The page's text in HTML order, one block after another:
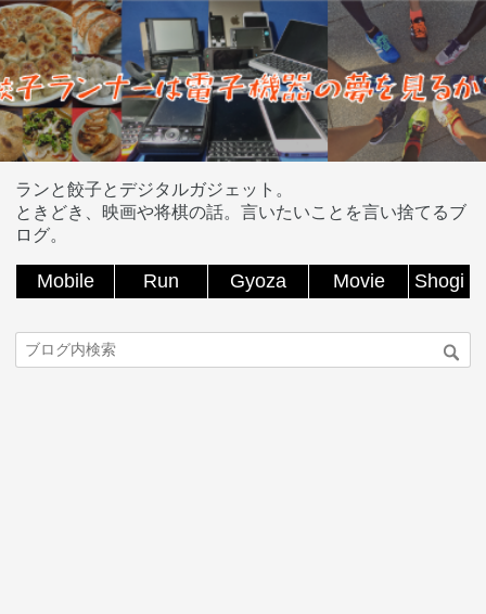
ランと餃子とデジタルガジェット。
ときどき、映画や将棋の話。言いたいことを言い捨てるブ
ログ。
Mobile Run Gyoza Movie Shogi